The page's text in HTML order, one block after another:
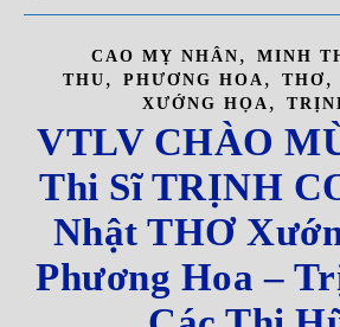
CAO MỴ NHÂN , MINH
THU , PHƯƠNG HOA , THƠ ,
XƯỚNG HỌA ,
VTLV CHÀO
Thi Sĩ TRỊNH
Nhật THƠ
Phương Hoa –